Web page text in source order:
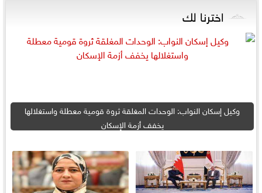
اخترنا لك
وكيل إسكان النواب: الوحدات المغلقة ثروة قومية معطلة واستغلالها
يخفف أزمة الإسكان